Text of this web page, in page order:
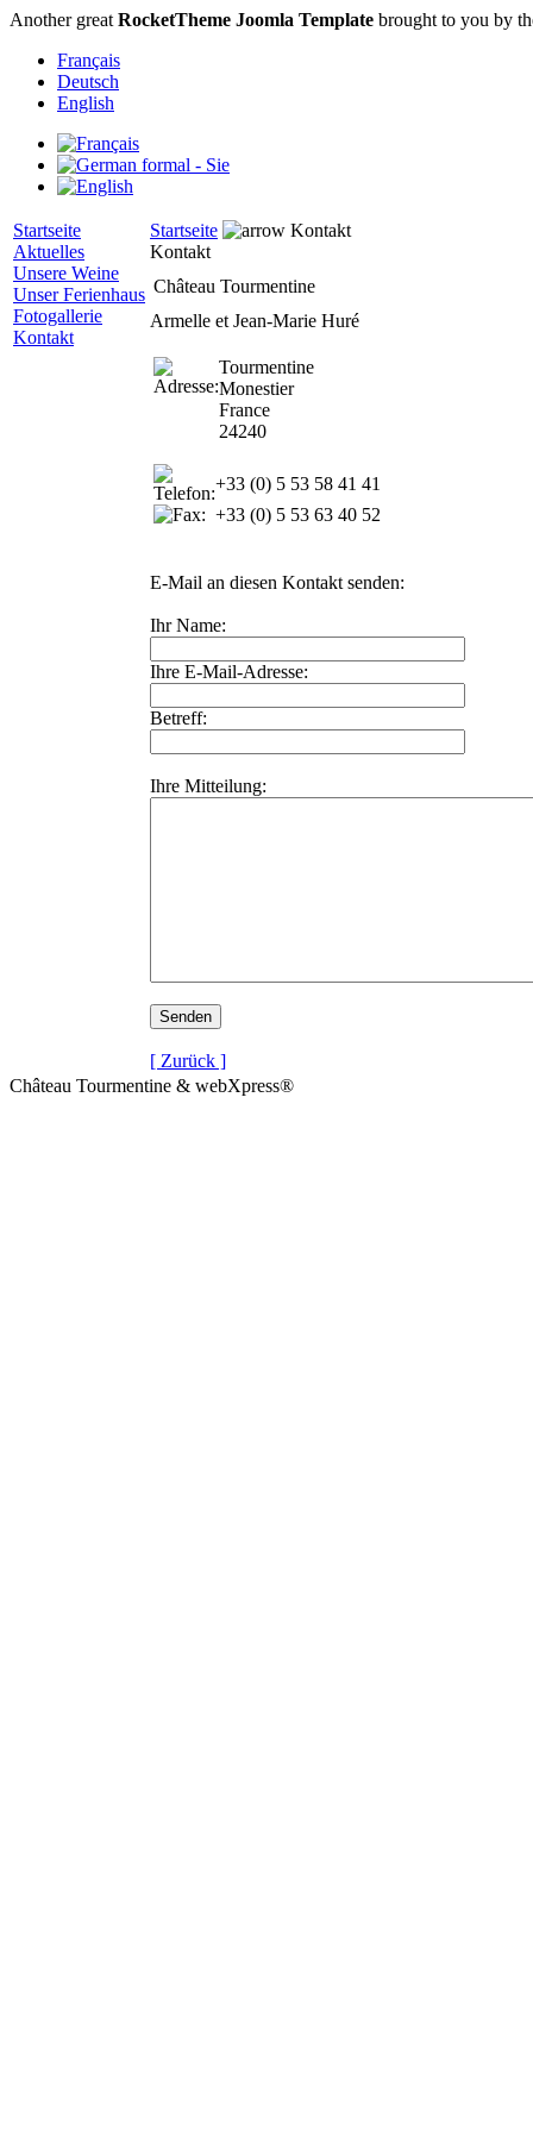
Another great RocketTheme Joomla Template brought to you by
Français
Deutsch
English
Startseite
Aktuelles
Unsere Weine
Unser Ferienhaus
Fotogallerie
Kontakt
Startseite
Kontakt
Kontakt
Château Tourmentine
Armelle et Jean-Marie Huré
Tourmentine
Monestier
France
24240
+33 (0) 5 53 58 41 41
+33 (0) 5 53 63 40 52
E-Mail an diesen Kontakt senden:
Ihr Name:
Ihre E-Mail-Adresse:
Betreff:
Ihre Mitteilung:
[ Zurück ]
Château Tourmentine & webXpress®